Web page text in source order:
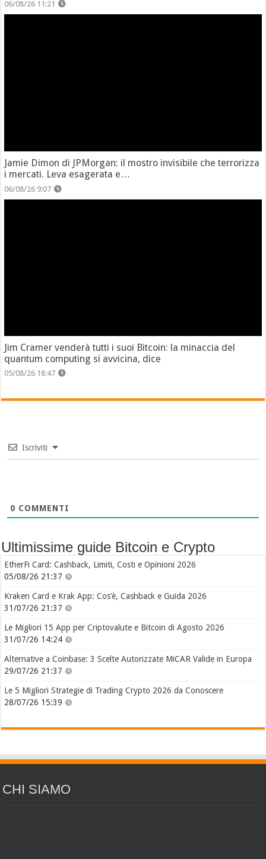
06/08/26 11:21
Jamie Dimon di JPMorgan: il mostro invisibile che terrorizza
i mercati. Leva esagerata e…
06/08/26 9:07
Jim Cramer venderà tutti i suoi Bitcoin: la minaccia del
quantum computing si avvicina, dice
05/08/26 18:47
Iscriviti
0 COMMENTI
Ultimissime guide Bitcoin e Crypto
EtherFi Card: Cashback, Limiti, Costi e Opinioni 2026
05/08/26 21:37
Kraken Card e Krak App: Cos’è, Cashback e Guida 2026
31/07/26 21:37
Le Migliori 15 App per Criptovalute e Bitcoin di Agosto 2026
31/07/26 14:24
Alternative a Coinbase: 3 Scelte Autorizzate MiCAR Valide in Europa
29/07/26 21:37
Le 5 Migliori Strategie di Trading Crypto 2026 da Conoscere
28/07/26 15:39
CHI SIAMO